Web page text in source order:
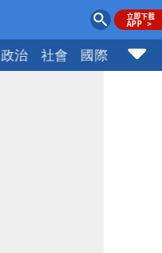
政治 社會 國際 財經